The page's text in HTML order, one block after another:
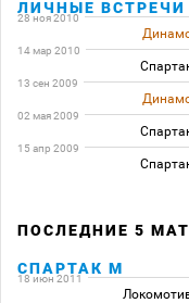
ЛИЧНЫЕ
28 ноя 2010
14 мар 2010
13 сен 2009
02 мая 2009
15 апр 2009
ПОСЛЕДНИЕ 5
СПАРТАК М
18 июн 2011